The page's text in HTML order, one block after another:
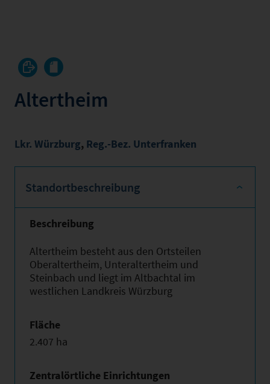
Altertheim
Lkr. Würzburg, Reg.-Bez. Unterfranken
Standortbeschreibung
Beschreibung
Altertheim besteht aus den Ortsteilen
Oberaltertheim, Unteraltertheim und
Steinbach und liegt im Altbachtal im
westlichen Landkreis Würzburg
Fläche
2.407 ha
Zentralörtliche Einrichtungen